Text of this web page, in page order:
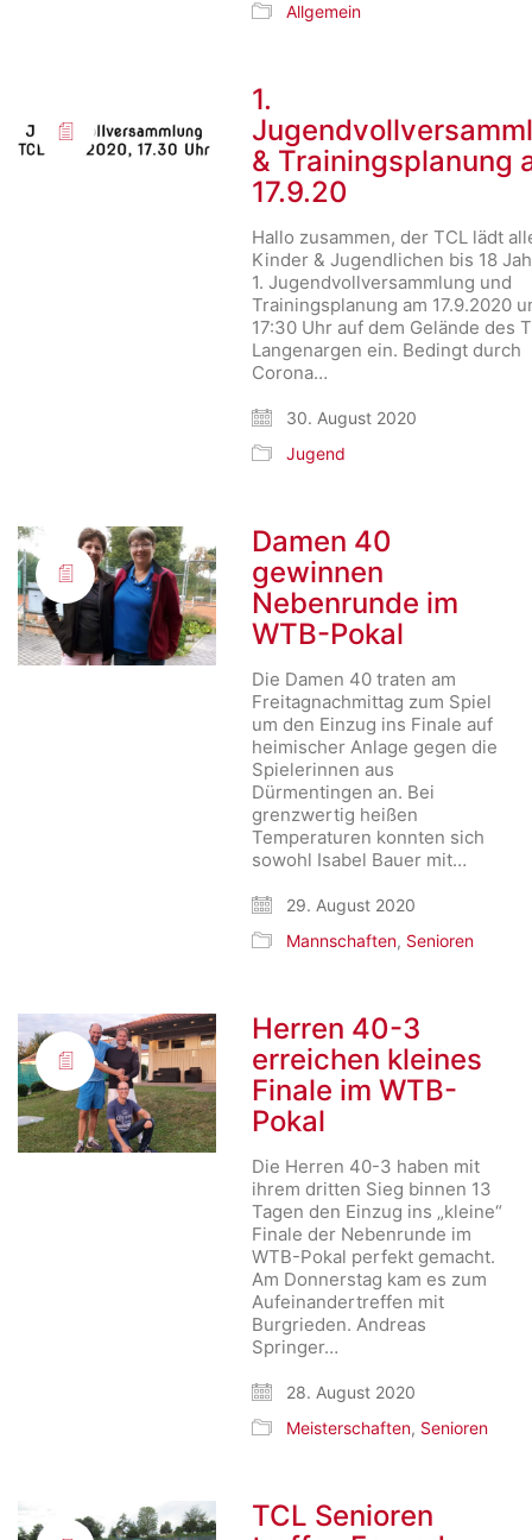
Allgemein
1.
& Trainingsplanung
17.9.20
Hallo zusammen, der TCL lädt
Kinder & Jugendlichen bis 18
1. Jugendvollversammlung und
Trainingsplanung am 17.9.2020
17:30 Uhr auf dem Gelände des
Langenargen ein. Bedingt durch
Corona…
30. August 2020
Jugend
Damen 40
gewinnen
Nebenrunde im
WTB-Pokal
Die Damen 40 traten am
Freitagnachmittag zum Spiel
um den Einzug ins Finale auf
heimischer Anlage gegen die
Spielerinnen aus
Dürmentingen an. Bei
grenzwertig heißen
Temperaturen konnten sich
sowohl Isabel Bauer mit…
29. August 2020
Mannschaften, Senioren
Herren 40-3
erreichen kleines
Finale im WTB-
Pokal
Die Herren 40-3 haben mit
ihrem dritten Sieg binnen 13
Tagen den Einzug ins „kleine“
Finale der Nebenrunde im
WTB-Pokal perfekt gemacht.
Am Donnerstag kam es zum
Aufeinandertreffen mit
Burgrieden. Andreas
Springer…
28. August 2020
Meisterschaften, Senioren
TCL Senioren